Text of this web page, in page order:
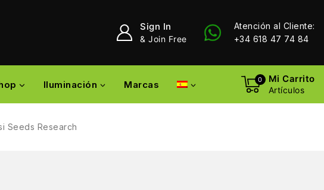
Sign In
& Join Free
Atención al Cliente:
+34 618 47 74 84
Iluminación Marcas 0 Mi Carrito
Artículos
Seeds Research